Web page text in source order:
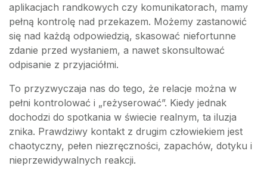
aplikacjach randkowych czy komunikatorach, mamy
pełną kontrolę nad przekazem. Możemy zastanowić
się nad każdą odpowiedzią, skasować niefortunne
zdanie przed wysłaniem, a nawet skonsultować
odpisanie z przyjaciółmi.
To przyzwyczaja nas do tego, że relacje można w
pełni kontrolować i „reżyserować”. Kiedy jednak
dochodzi do spotkania w świecie realnym, ta iluzja
znika. Prawdziwy kontakt z drugim człowiekiem jest
chaotyczny, pełen niezręczności, zapachów, dotyku i
nieprzewidywalnych reakcji.